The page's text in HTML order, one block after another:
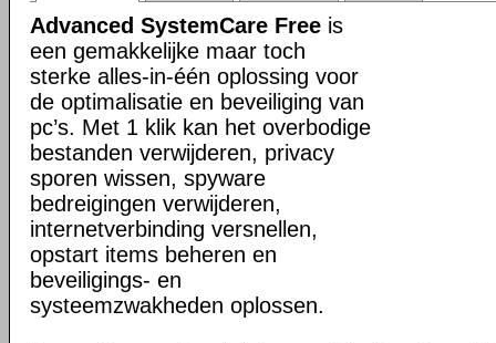
Advanced SystemCare Free is
een gemakkelijke maar toch
sterke alles-in-één oplossing voor
de optimalisatie en beveiliging van
pc’s. Met 1 klik kan het overbodige
bestanden verwijderen, privacy
sporen wissen, spyware
bedreigingen verwijderen,
internetverbinding versnellen,
opstart items beheren en
beveiligings- en
systeemzwakheden oplossen.